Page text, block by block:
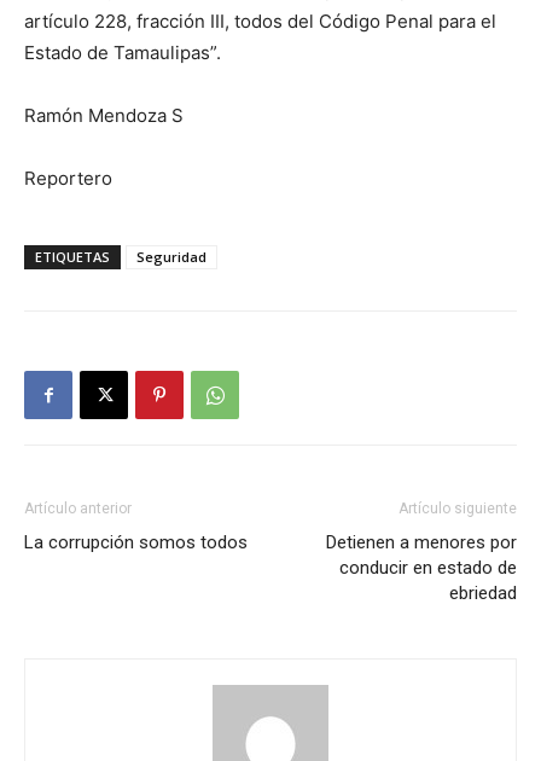
artículo 228, fracción III, todos del Código Penal para el
Estado de Tamaulipas”.
Ramón Mendoza S
Reportero
ETIQUETAS Seguridad
Artículo anterior
La corrupción somos todos
Artículo siguiente
Detienen a menores por
conducir en estado de
ebriedad